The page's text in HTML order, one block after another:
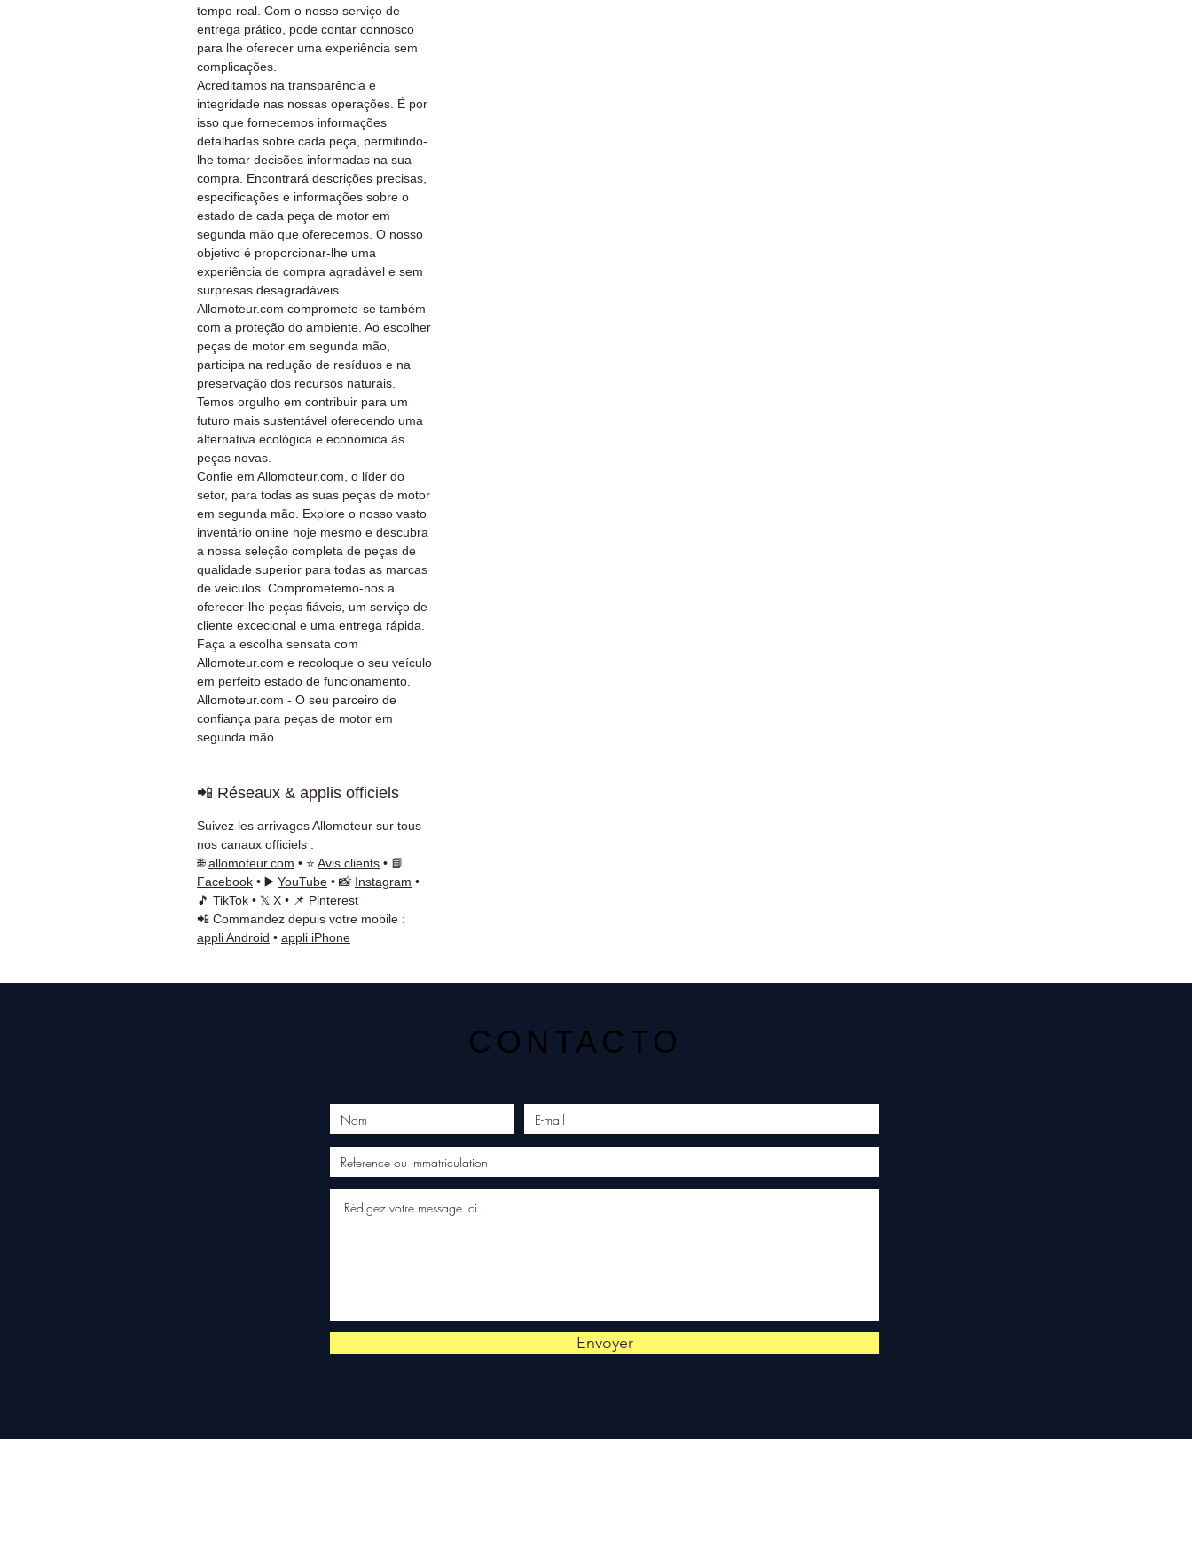
tempo real. Com o nosso serviço de
entrega prático, pode contar connosco
para lhe oferecer uma experiência sem
complicações.
Acreditamos na transparência e
integridade nas nossas operações. É por
isso que fornecemos informações
detalhadas sobre cada peça, permitindo-
lhe tomar decisões informadas na sua
compra. Encontrará descrições precisas,
especificações e informações sobre o
estado de cada peça de motor em
segunda mão que oferecemos. O nosso
objetivo é proporcionar-lhe uma
experiência de compra agradável e sem
surpresas desagradáveis.
Allomoteur.com compromete-se também
com a proteção do ambiente. Ao escolher
peças de motor em segunda mão,
participa na redução de resíduos e na
preservação dos recursos naturais.
Temos orgulho em contribuir para um
futuro mais sustentável oferecendo uma
alternativa ecológica e económica às
peças novas.
Confie em Allomoteur.com, o líder do
setor, para todas as suas peças de motor
em segunda mão. Explore o nosso vasto
inventário online hoje mesmo e descubra
a nossa seleção completa de peças de
qualidade superior para todas as marcas
de veículos. Comprometemo-nos a
oferecer-lhe peças fiáveis, um serviço de
cliente excecional e uma entrega rápida.
Faça a escolha sensata com
Allomoteur.com e recoloque o seu veículo
em perfeito estado de funcionamento.
Allomoteur.com - O seu parceiro de
confiança para peças de motor em
segunda mão
📲 Réseaux & applis officiels
Suivez les arrivages Allomoteur sur tous
nos canaux officiels :
🌐allomoteur.com • ⭐ Avis clients • 📘
Facebook • ▶️ YouTube • 📸 Instagram •
🎵 TikTok • 𝕏 X • 📌 Pinterest
📲 Commandez depuis votre mobile :
appli Android • appli iPhone
CONTACTO
Envoyer